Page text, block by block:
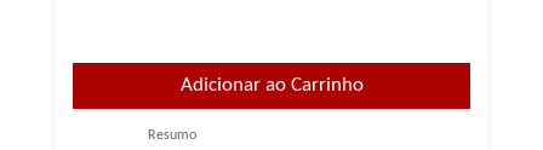
Resumo